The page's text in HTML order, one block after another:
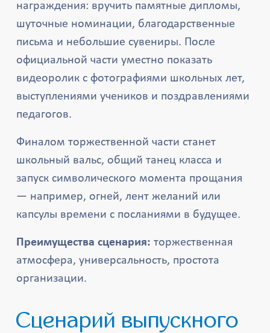
награждения: вручить памятные дипломы,
шуточные номинации, благодарственные
письма и небольшие сувениры. После
официальной части уместно показать
видеоролик с фотографиями школьных лет,
выступлениями учеников и поздравлениями
педагогов.
Финалом торжественной части станет
школьный вальс, общий танец класса и
запуск символического момента прощания
— например, огней, лент желаний или
капсулы времени с посланиями в будущее.
Преимущества сценария: торжественная
атмосфера, универсальность, простота
организации.
Сценарий выпускного